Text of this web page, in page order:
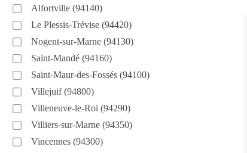
Alfortville (94140)
Le Plessis-Trévise (94420)
Nogent-sur-Marne (94130)
Saint-Mandé (94160)
Saint-Maur-des-Fossés (94100)
Villejuif (94800)
Villeneuve-le-Roi (94290)
Villiers-sur-Marne (94350)
Vincennes (94300)